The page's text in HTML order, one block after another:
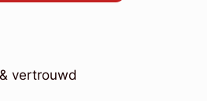
vertrouwd